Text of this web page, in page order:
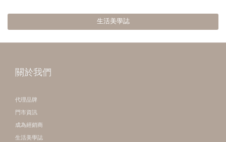
生活美學誌
關於我們
代理品牌
門市資訊
成為經銷商
生活美學誌